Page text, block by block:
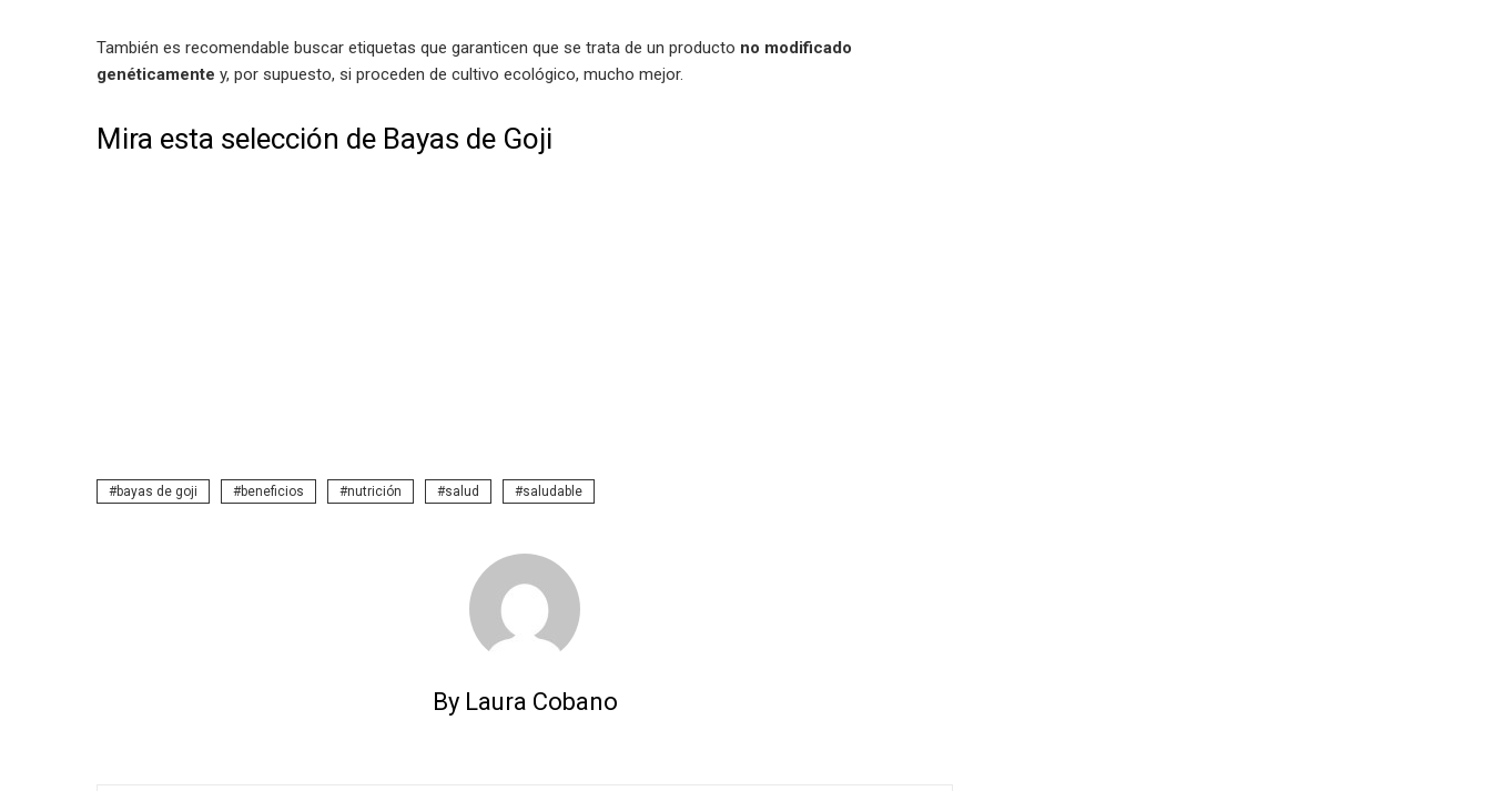
También es recomendable buscar etiquetas que garanticen que se trata de un producto no modificado
genéticamente y, por supuesto, si proceden de cultivo ecológico, mucho mejor.
Mira esta selección de Bayas de Goji
bayas de goji beneficios nutrición salud saludable
By Laura Cobano